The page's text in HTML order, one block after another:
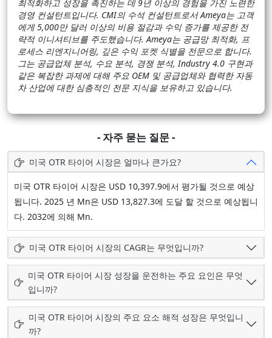
최적화하고 성장을 촉진하는 데 9년 이상의 경험을 가진 노련한
경영 컨설턴트입니다. CMI의 수석 컨설턴트로서 Ameya는 고객
에게 5,000만 달러 이상의 비용 절감과 수익 증가를 제공한 전
략적 이니셔티브를 주도했습니다. Ameya는 공급망 최적화, 프
로세스 리엔지니어링, 깊은 수익 포켓 식별을 전문으로 합니다.
그는 공급업체 분석, 수요 분석, 경쟁 분석, Industry 4.0 구현과
같은 복잡한 과제에 대해 주요 OEM 및 공급업체와 협력한 자동
차 산업에 대한 심층적인 전문 지식을 보유하고 있습니다.
- 자주 묻는 질문 -
미국 OTR 타이어 시장은 얼마나 큰가요?
미국 OTR 타이어 시장은 USD 10,397.9에서 평가될 것으로 예상
됩니다. 2025 년 Mn은 USD 13,827.3에 도달 할 것으로 예상됩니
다. 2032에 의해 Mn.
미국 OTR 타이어 시장의 CAGR는 무엇입니까?
미국 OTR 타이어 시장 성장을 운전하는 주요 요인은 무엇
입니까?
미국 OTR 타이어 시장의 주요 요소 해적 성장은 무엇입니
까?